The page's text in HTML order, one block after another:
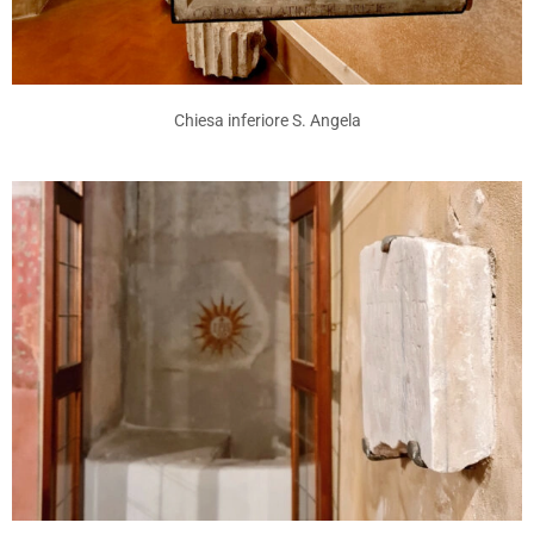
Chiesa inferiore S. Angela